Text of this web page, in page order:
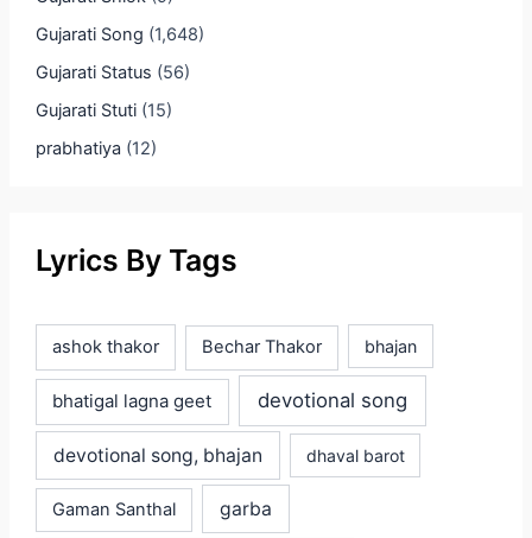
Gujarati Song (1,648)
Gujarati Status (56)
Gujarati Stuti(15)
prabhatiya (12)
Lyrics By Tags
ashok thakor Bechar Thakor bhajan
bhatigal lagna geet devotional song
devotional song, bhajan dhaval barot
Gaman Santhal garba